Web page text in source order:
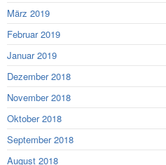
März 2019
Februar 2019
Januar 2019
Dezember 2018
November 2018
Oktober 2018
September 2018
August 2018